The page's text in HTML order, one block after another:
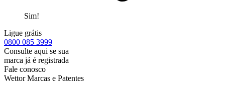
Sim!
Ligue grátis
0800 085 3999
Consulte aqui se sua
marca já é registrada
Fale conosco
Wettor Marcas e Patentes